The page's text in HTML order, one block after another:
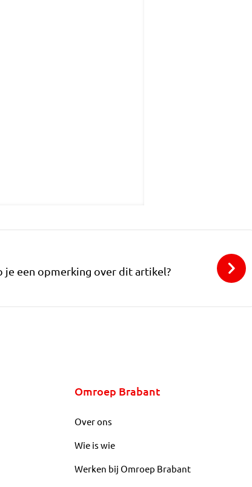
je een opmerking over dit artikel?
Omroep Brabant
Over ons
Wie is wie
Werken bij Omroep Brabant